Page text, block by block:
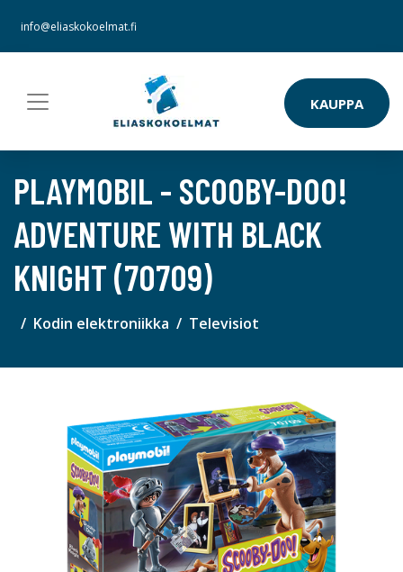
info@eliaskokoelmat.fi
KAUPPA
PLAYMOBIL - SCOOBY-DOO!
ADVENTURE WITH BLACK
KNIGHT (70709)
Kodin elektroniikka Televisiot